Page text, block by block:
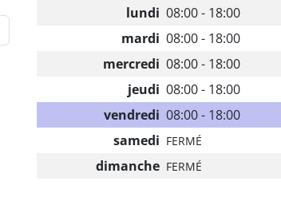
lundi 08:00 - 18:00
mardi 08:00 - 18:00
mercredi 08:00 - 18:00
jeudi 08:00 - 18:00
vendredi 08:00 - 18:00
samedi FERMÉ
dimanche FERMÉ